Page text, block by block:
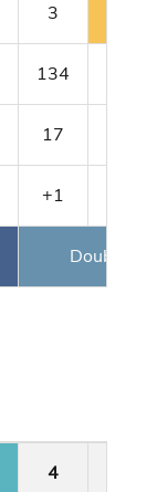
3
134
17
+1
Double
4